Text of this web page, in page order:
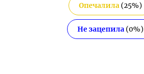
Опечалила (25%)
Не зацепила (0%)